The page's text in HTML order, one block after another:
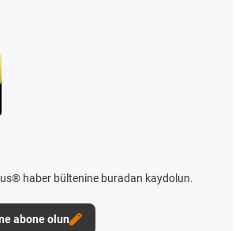
haber bültenine buradan kaydolun.
abone olun